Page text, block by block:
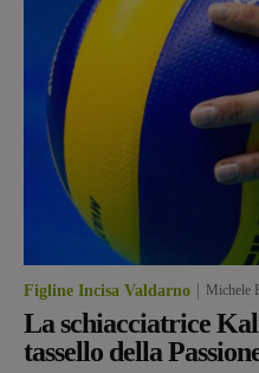
Figline Incisa Valdarno Michele
La schiacciatrice
tassello della